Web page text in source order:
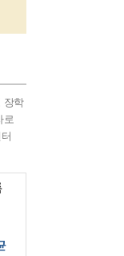
장학
로